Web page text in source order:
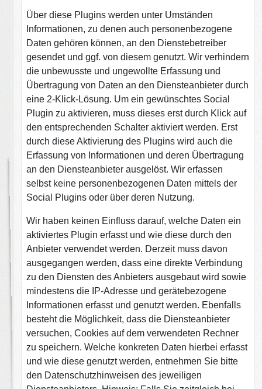
Über diese Plugins werden unter Umständen
Informationen, zu denen auch personenbezogene
Daten gehören können, an den Dienstebetreiber
gesendet und ggf. von diesem genutzt. Wir verhindern
die unbewusste und ungewollte Erfassung und
Übertragung von Daten an den Diensteanbieter durch
eine 2-Klick-Lösung. Um ein gewünschtes Social
Plugin zu aktivieren, muss dieses erst durch Klick auf
den entsprechenden Schalter aktiviert werden. Erst
durch diese Aktivierung des Plugins wird auch die
Erfassung von Informationen und deren Übertragung
an den Diensteanbieter ausgelöst. Wir erfassen
selbst keine personenbezogenen Daten mittels der
Social Plugins oder über deren Nutzung.
Wir haben keinen Einfluss darauf, welche Daten ein
aktiviertes Plugin erfasst und wie diese durch den
Anbieter verwendet werden. Derzeit muss davon
ausgegangen werden, dass eine direkte Verbindung
zu den Diensten des Anbieters ausgebaut wird sowie
mindestens die IP-Adresse und gerätebezogene
Informationen erfasst und genutzt werden. Ebenfalls
besteht die Möglichkeit, dass die Diensteanbieter
versuchen, Cookies auf dem verwendeten Rechner
zu speichern. Welche konkreten Daten hierbei erfasst
und wie diese genutzt werden, entnehmen Sie bitte
den Datenschutzhinweisen des jeweiligen